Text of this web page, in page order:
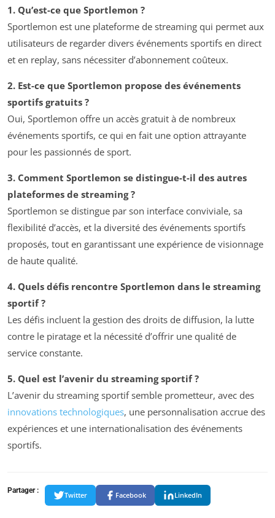
1. Qu’est-ce que Sportlemon ?
Sportlemon est une plateforme de streaming qui permet aux
utilisateurs de regarder divers événements sportifs en direct
et en replay, sans nécessiter d’abonnement coûteux.
2. Est-ce que Sportlemon propose des événements
sportifs gratuits ?
Oui, Sportlemon offre un accès gratuit à de nombreux
événements sportifs, ce qui en fait une option attrayante
pour les passionnés de sport.
3. Comment Sportlemon se distingue-t-il des autres
plateformes de streaming ?
Sportlemon se distingue par son interface conviviale, sa
flexibilité d’accès, et la diversité des événements sportifs
proposés, tout en garantissant une expérience de visionnage
de haute qualité.
4. Quels défis rencontre Sportlemon dans le streaming
sportif ?
Les défis incluent la gestion des droits de diffusion, la lutte
contre le piratage et la nécessité d’offrir une qualité de
service constante.
5. Quel est l’avenir du streaming sportif ?
L’avenir du streaming sportif semble prometteur, avec des
innovations technologiques, une personnalisation accrue des
expériences et une internationalisation des événements
sportifs.
Partager :
Twitter Facebook LinkedIn